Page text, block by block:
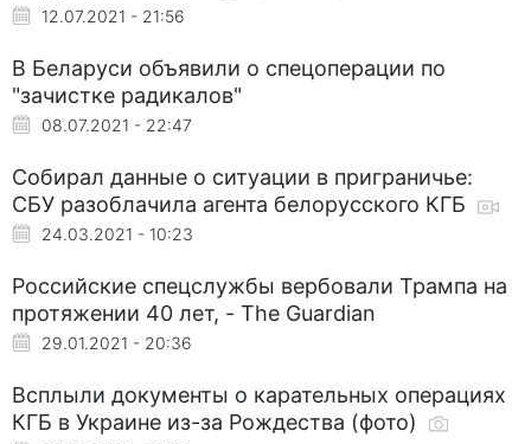
12.07.2021 - 21:56
В Беларуси объявили о спецоперации по
"зачистке радикалов"
08.07.2021 - 22:47
Собирал данные о ситуации в приграничье:
СБУ разоблачила агента белорусского КГБ
24.03.2021 - 10:23
Российские спецслужбы вербовали Трампа на
протяжении 40 лет, - The Guardian
29.01.2021 - 20:36
Всплыли документы о карательных операциях
КГБ в Украине из-за Рождества (фото)